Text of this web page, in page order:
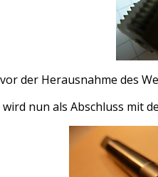
der Herausnahme des
nun als Abschluss